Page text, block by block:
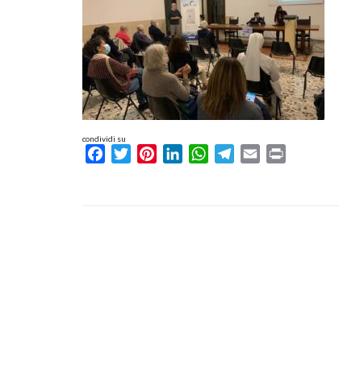
condividi su
FacebookTwitterPinterestLinkedInWhatsAppTelegram
Email